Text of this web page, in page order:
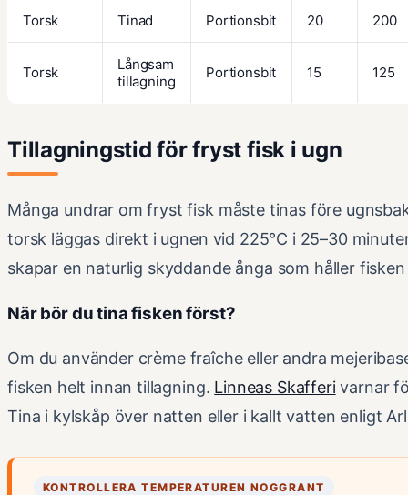
Torsk Tinad Portionsbit 20 200
Torsk
Långsam
tillagning
Portionsbit 15 125
Tillagningstid för fryst fisk i ugn
Många undrar om fryst fisk måste tinas före
torsk läggas direkt i ugnen vid 225°C i 25–30
skapar en naturlig skyddande ånga som håller
När bör du tina fisken först?
Om du använder crème fraîche eller andra
fisken helt innan tillagning. Linneas Skafferivarnar
Tina i kylskåp över natten eller i kallt vatten enligt
KONTROLLERA TEMPERATUREN NOGGRANT